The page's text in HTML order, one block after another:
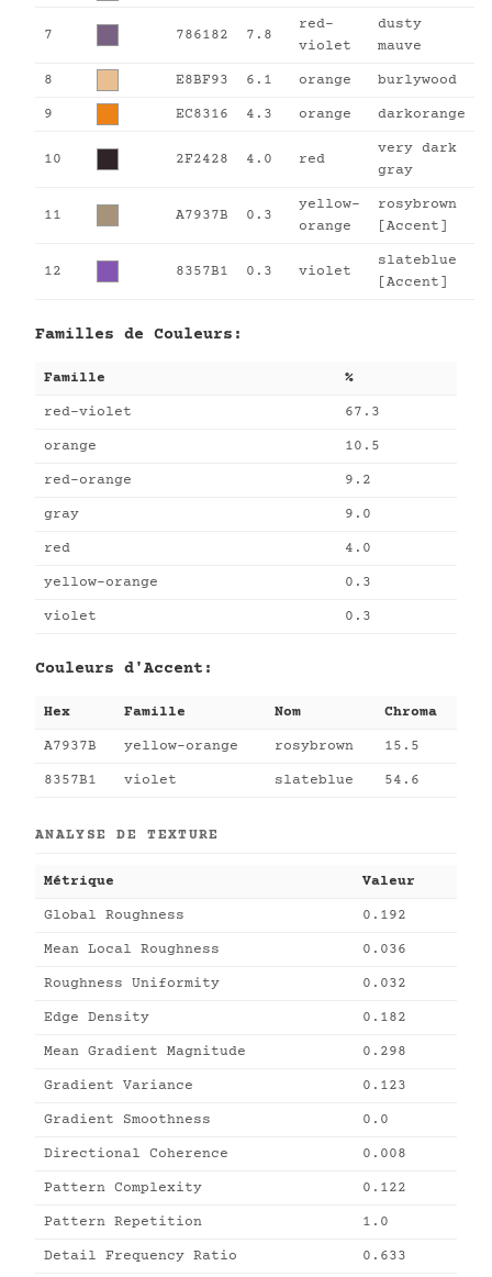
7 786182 7.8
red-
violet
dusty
mauve
8 E8BF93 6.1 orange burlywood
9 EC8316 4.3 orange darkorange
10 2F2428 4.0 red
very dark
gray
11 A7937B 0.3
yellow-
orange
rosybrown
[Accent]
12 8357B1 0.3 violet
slateblue
[Accent]
Familles de Couleurs:
Famille %
red-violet 67.3
orange 10.5
red-orange 9.2
gray 9.0
red 4.0
yellow-orange 0.3
violet 0.3
Couleurs d'Accent:
Hex Famille Nom Chroma
A7937B yellow-orange rosybrown 15.5
8357B1 violet slateblue 54.6
ANALYSE DE TEXTURE
Métrique Valeur
Global Roughness 0.192
Mean Local Roughness 0.036
Roughness Uniformity 0.032
Edge Density 0.182
Mean Gradient Magnitude 0.298
Gradient Variance 0.123
Gradient Smoothness 0.0
Directional Coherence 0.008
Pattern Complexity 0.122
Pattern Repetition 1.0
Detail Frequency Ratio 0.633